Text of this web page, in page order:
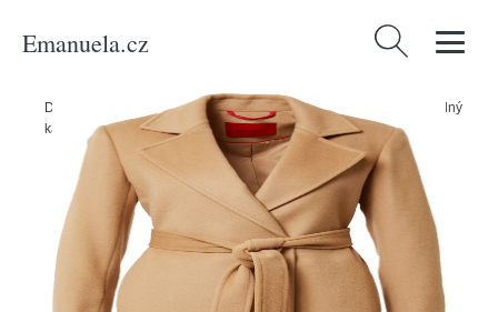
Emanuela.cz Vyhledávání
Domů Ženy/ Oblečení/Příležitosti/Business
Přechodný
kabát MAX&Co. velbloudí